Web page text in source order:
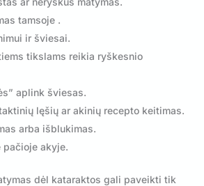
tamsoje .
ir šviesai.
tikslams reikia ryškesnio
aplink šviesas.
lęšių ar akinių recepto keitimas.
arba išblukimas.
akyje.
dėl kataraktos gali paveikti tik